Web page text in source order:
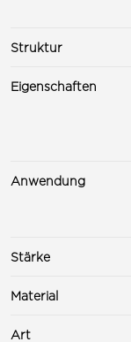
Struktur
Eigenschaften
Anwendung
Stärke
Material
Art